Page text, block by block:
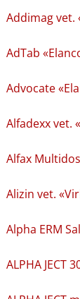
Addimag vet.
AdTab
Advocate
Alfadexx vet.
Alfax
Alizin vet.
Alpha ERM
ALPHA JECT